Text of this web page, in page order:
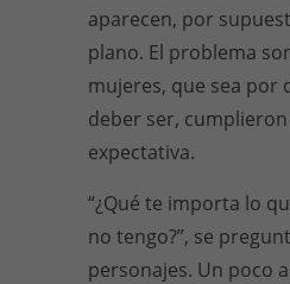
aparecen, por
plano. El problema
mujeres, que sea por
deber ser,
expectativa.
“¿Qué te importa lo
no tengo?”, se
personajes. Un poco